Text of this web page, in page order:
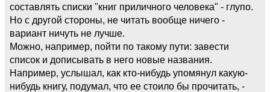
составлять списки "книг приличного человека" - глупо.
Но с другой стороны, не читать вообще ничего -
вариант ничуть не лучше.
Можно, например, пойти по такому пути: завести
список и дописывать в него новые названия.
Например, услышал, как кто-нибудь упомянул какую-
нибудь книгу, подумал, что ее стоило бы прочитать, -